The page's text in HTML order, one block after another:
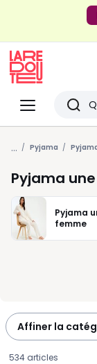
Menu
Redoute
vus
... Pyjama
Pyjama
Pyjama
femme
Affiner la
534 articles